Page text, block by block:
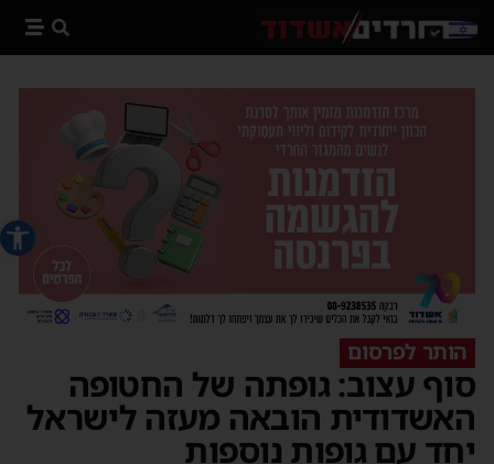
פתח
הותר לפרסום
סוף עצוב: גופתה של החטופה
האשדודית הובאה מעזה לישראל
יחד עם גופות נוספות